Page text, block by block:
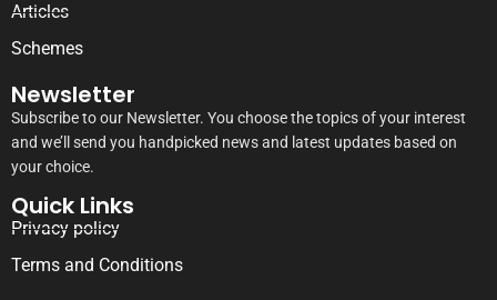
Articles
Schemes
Newsletter
Subscribe to our Newsletter. You choose the topics of your interest
and we’ll send you handpicked news and latest updates based on
your choice.
Quick Links
Privacy policy
Terms and Conditions